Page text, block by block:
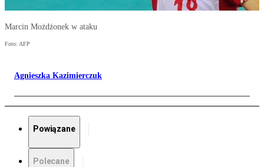
Marcin Możdżonek w ataku
Foto: AFP
Agnieszka Kazimierczuk
Powiązane
Polecane